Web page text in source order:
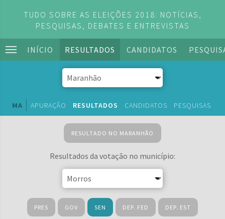
TUDO SOBRE AS ELEIÇÕES 2018: NOTÍCIAS,
PESQUISAS, DEBATES E ENTREVISTAS
INÍCIO RESULTADOS CANDIDATOS
MA APURAÇÃO RESULTADOS CANDIDATOS PESQUISAS
RESULTADO NO MARANHÃO
Resultados da votação no município:
PRES GOV SEN DEP. FED DEP. EST